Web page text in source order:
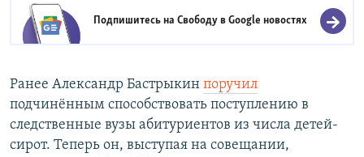
Подпишитесь на Свободу вGoogle новостях
Ранее Александр Бастрыкин поручил
подчинённым способствовать поступлению в
следственные вузы абитуриентов из числа детей-
сирот. Теперь он, выступая на совещании,